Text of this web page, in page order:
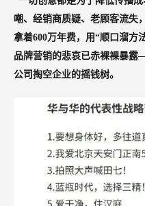
嘲、经销商质疑、老顾客流失
拿着600万年费，用“顺口溜方
品牌营销的悲哀已赤裸裸暴
公司掏空企业的摇钱树。